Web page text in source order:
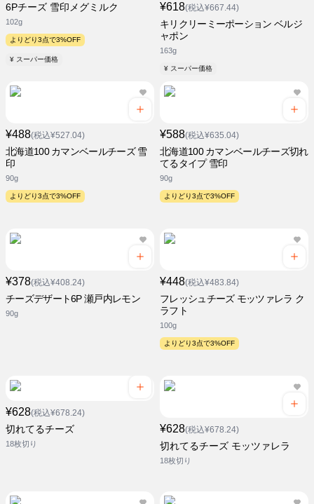
6Pチーズ 雪印メグミルク
102g
よりどり3点で3%OFF
¥ スーパー価格
¥618(税込¥667.44)
キリクリーミーポーション ベルジ
ャポン
163g
¥ スーパー価格
¥488(税込¥527.04)
北海道100 カマンベールチーズ 雪
印
90g
よりどり3点で3%OFF
¥588(税込¥635.04)
北海道100 カマンベールチーズ切れ
てるタイプ 雪印
90g
よりどり3点で3%OFF
¥378(税込¥408.24)
チーズデザート6P 瀬戸内レモン
90g
¥448(税込¥483.84)
フレッシュチーズ モッツァレラ ク
ラフト
100g
よりどり3点で3%OFF
¥628(税込¥678.24)
切れてるチーズ
18枚切り
¥628(税込¥678.24)
切れてるチーズ モッツァレラ
18枚切り